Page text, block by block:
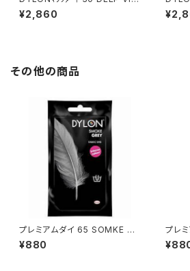
LET
¥2,860
PINK
その他の商品
プレミアムダイ 65 SOMKE GR
EY
¥880
プレ